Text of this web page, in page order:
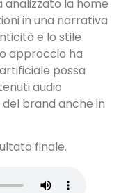
analizzato la home
in una narrativa
e lo stile
approccio ha
possa
audio
brand anche in
finale.